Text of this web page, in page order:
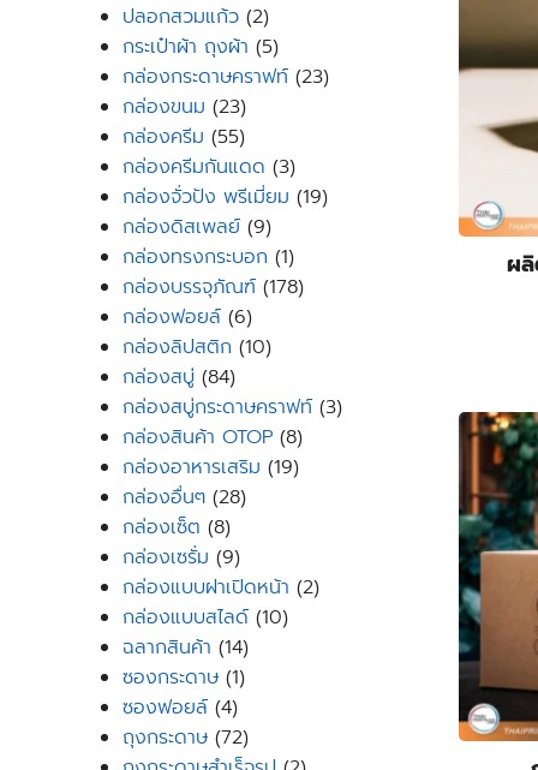
ปลอกสวมแก้ว 22
products
กระเป๋าผ้า ถุงผ้า 55
products
กล่องกระดาษคราฟท์ 2323
กล่องขนม 2323
products
กล่องครีม 5555
products
กล่องครีมกันแดด 33
products
กล่องจั่วปัง พรีเมี่ยม 1919
กล่องดิสเพลย์ 99
products
กล่องทรงกระบอก 11
product
กล่องบรรจุภัณฑ์ 178178
กล่องฟอยล์ 66
products
กล่องลิปสติก 1010
กล่องสบู่ 8484
products
กล่องสบู่กระดาษคราฟท์ 33
กล่องสินค้า OTOP 88
products
กล่องอาหารเสริม 1919
กล่องอื่นๆ 2828
กล่องเซ็ต 88
products
กล่องเซรั่ม 99
products
กล่องแบบฝาเปิดหน้า 22
กล่องแบบสไลด์ 1010
ฉลากสินค้า 1414
products
ซองกระดาษ 11
ซองฟอยล์ 44
products
ถุงกระดาษ 7272
ผลิ